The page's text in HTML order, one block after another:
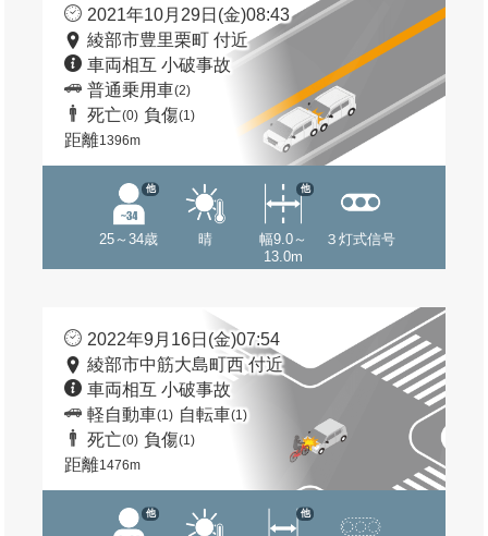
2021年10月29日(金)08:43
綾部市豊里栗町 付近
車両相互 小破事故
普通乗用車(2)
死亡(0) 負傷(1)
距離1396m
25～34歳
他
晴
幅9.0～
13.0m
他
３灯式信号
2022年9月16日(金)07:54
綾部市中筋大島町西 付近
車両相互 小破事故
軽自動車(1) 自転車(1)
死亡(0) 負傷(1)
距離1476m
他 他